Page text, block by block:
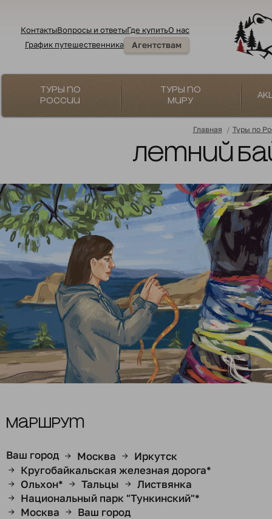
КонтактыВопросы и ответыГде купитьО нас
График путешественника
Агентствам
Туры по
России
Туры по
миру
Главная / Туры по
Летний
Маршрут
Ваш город → Москва → Иркутск
→ Кругобайкальская железная дорога*
→ Ольхон* → Тальцы → Листвянка
→ Национальный парк "Тункинский"*
→ Москва → Ваш город